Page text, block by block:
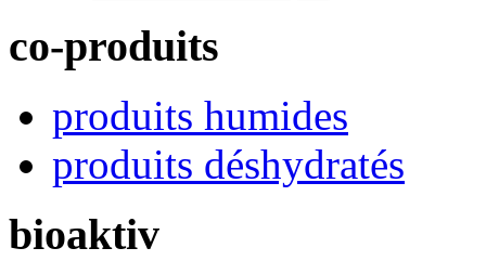
co-produits
produits humides
produits déshydratés
bioaktiv